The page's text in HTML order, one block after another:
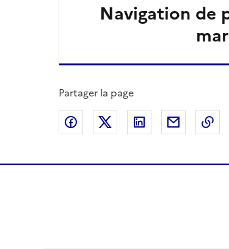
Navigation de
Partager la page
Partager sur Facebook
Partager sur XPartager surPartager